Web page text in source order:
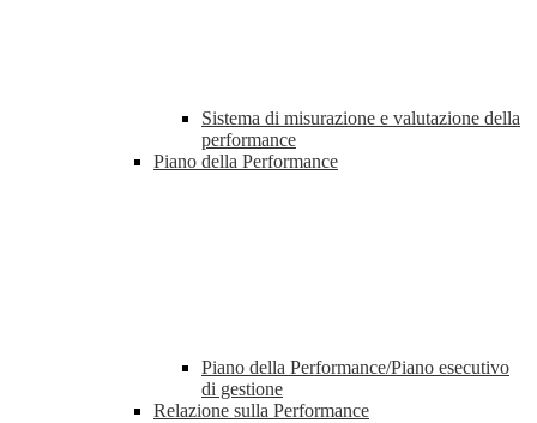
Sistema di misurazione e valutazione della
performance
Piano della Performance
Piano della Performance/Piano esecutivo
di gestione
Relazione sulla Performance